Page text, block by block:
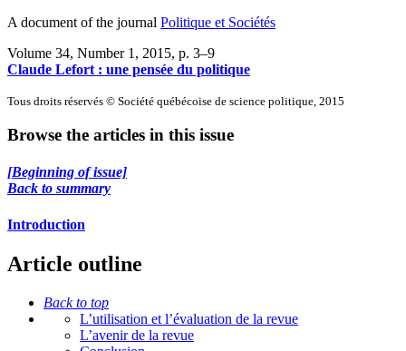
A document of the journal Politique et Sociétés
Volume 34, Number 1, 2015, p. 3–9
Claude Lefort : une pensée du politique
Tous droits réservés © Société québécoise de science politique, 2015
Browse the articles in this issue
[Beginning of issue]
Back to summary
Introduction
Article outline
Back to top
L’utilisation et l’évaluation de la revue
L’avenir de la revue